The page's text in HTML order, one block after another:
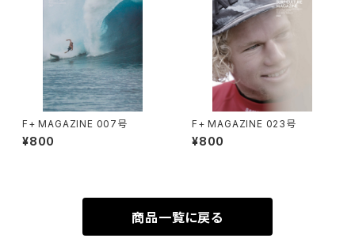
F+ MAGAZINE 007号
¥800
F+ MAGAZINE 023号
¥800
商品一覧に戻る